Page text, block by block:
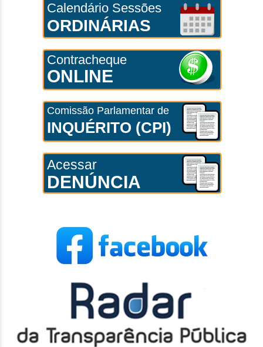
Calendário Sessões
ORDINÁRIAS
Contracheque
ONLINE
Comissão Parlamentar de
INQUÉRITO (CPI)
Acessar
DENÚNCIA